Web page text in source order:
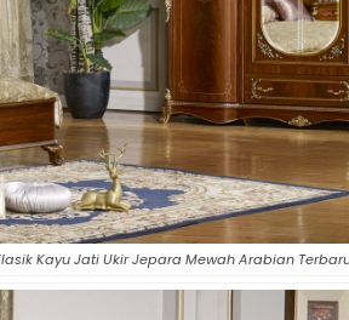
Kayu Jati Ukir Jepara Mewah Arabian